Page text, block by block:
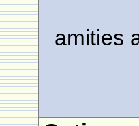
amities